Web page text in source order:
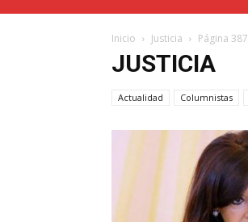
Inicio Justicia Página 387
JUSTICIA
Actualidad Columnistas